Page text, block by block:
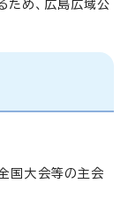
ため、広島広域公
国大会等の主会